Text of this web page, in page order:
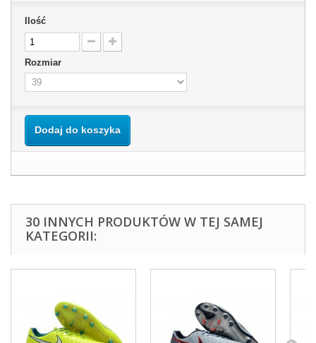
Ilość
Rozmiar
Dodaj do koszyka
30 INNYCH PRODUKTÓW W TEJ SAMEJ
KATEGORII: